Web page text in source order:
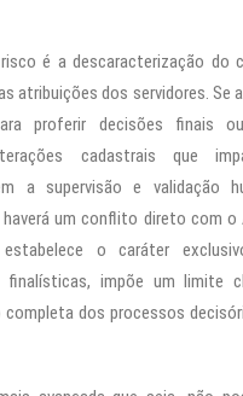
é a descaracterização do
atribuições dos servidores. Se
proferir decisões finais
cadastrais que
a supervisão e validação
haverá um conflito direto com o
o caráter
finalísticas, impõe um limite
completa dos processos